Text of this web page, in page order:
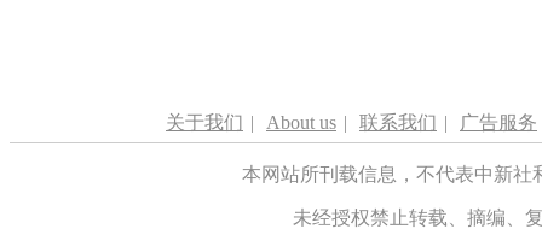
关于我们 | About us | 联系我们 | 广告服务
本网站所刊载信息，不代表中新
未经授权禁止转载、摘编、